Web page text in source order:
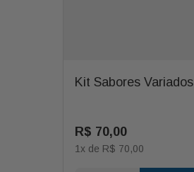
Kit Sabores Variados
R$ 70,00
1x de R$ 70,00